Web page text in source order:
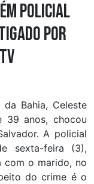
policial
por
Bahia, Celeste
39 anos, chocou
A policial
sexta-feira (3),
com o marido, no
do crime é o